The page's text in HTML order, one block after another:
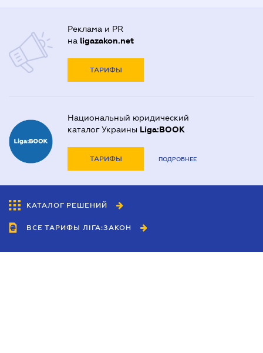
Реклама и PR
на ligazakon.net
ТАРИФЫ
Национальный юридический
каталог Украины Liga:BOOK
ТАРИФЫ ПОДРОБНЕЕ
КАТАЛОГ РЕШЕНИЙ
ВСЕ ТАРИФЫ ЛІГА:ЗАКОН